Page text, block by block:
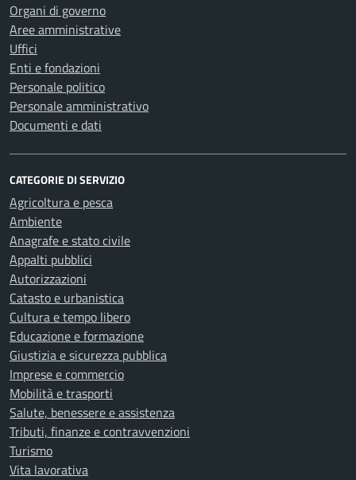
Organi di governo
Aree amministrative
Uffici
Enti e fondazioni
Personale politico
Personale amministrativo
Documenti e dati
CATEGORIE DI SERVIZIO
Agricoltura e pesca
Ambiente
Anagrafe e stato civile
Appalti pubblici
Autorizzazioni
Catasto e urbanistica
Cultura e tempo libero
Educazione e formazione
Giustizia e sicurezza pubblica
Imprese e commercio
Mobilità e trasporti
Salute, benessere e assistenza
Tributi, finanze e contravvenzioni
Turismo
Vita lavorativa